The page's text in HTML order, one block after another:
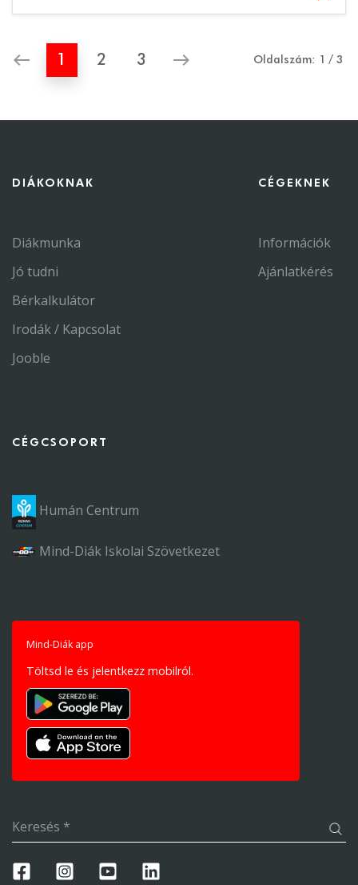
west 1 2 3 east Oldalszám: 1 / 3
DIÁKOKNAK
Diákmunka
Jó tudni
Bérkalkulátor
Irodák / Kapcsolat
Jooble
CÉGEKNEK
Információk
Ajánlatkérés
CÉGCSOPORT
Humán Centrum
Mind-Diák Iskolai Szövetkezet
Mind-Diák app
Töltsd le és jelentkezz mobilról.
Keresés *